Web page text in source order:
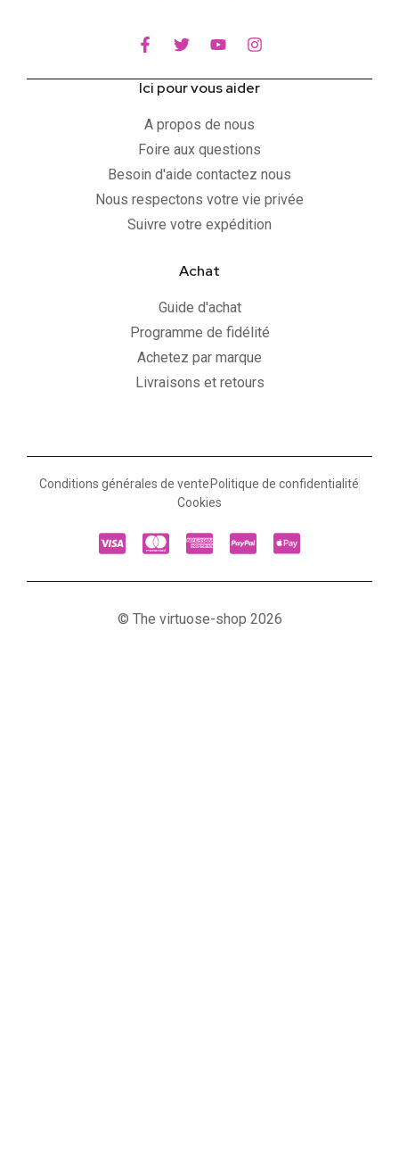
Ici pour vous aider
A propos de nous
Foire aux questions
Besoin d'aide contactez nous
Nous respectons votre vie privée
Suivre votre expédition
Achat
Guide d'achat
Programme de fidélité
Achetez par marque
Livraisons et retours
Conditions générales de vente Politique de confidentialité
Cookies
© The virtuose-shop 2026